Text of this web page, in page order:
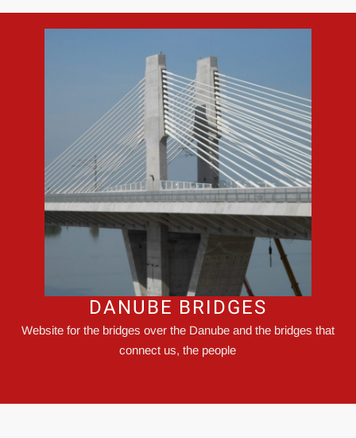
DANUBE BRIDGES
Website for the bridges over the Danube and the bridges that
connect us, the people